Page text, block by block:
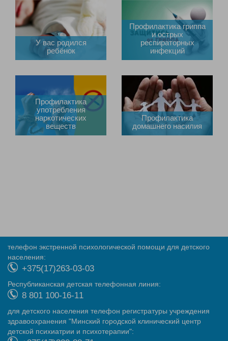
У вас родился
ребёнок
Профилактика гриппа
и острых
респираторных
инфекций
Профилактика
употребления
наркотических
веществ
Профилактика
домашнего насилия
телефон экстренной психологической помощи для детского
населения:
+375(17)263-03-03
Республиканская детская телефонная линия:
8 801 100-16-11
для детского населения телефон регистратуры учреждения
здравоохранения "Минский городской клинический центр
детской психиатрии и психотерапии":